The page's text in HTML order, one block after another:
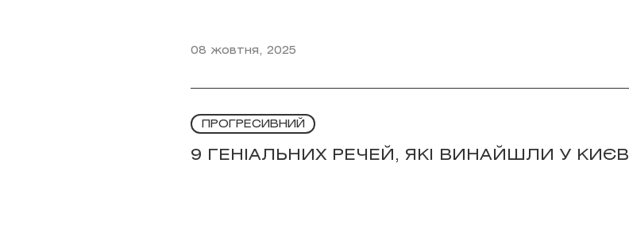
08 жовтня, 2025
ПРОГРЕСИВНИЙ
9 ГЕНІАЛЬНИХ РЕЧЕЙ, ЯКІ ВИНАЙШЛИ У КИЄВІ